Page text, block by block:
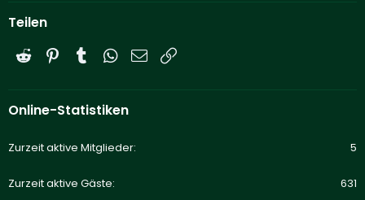
Teilen
Reddit PinterestTumblrWhatsApp
E-Mail
Online-Statistiken
Zurzeit aktive Mitglieder 5
Zurzeit aktive Gäste 631